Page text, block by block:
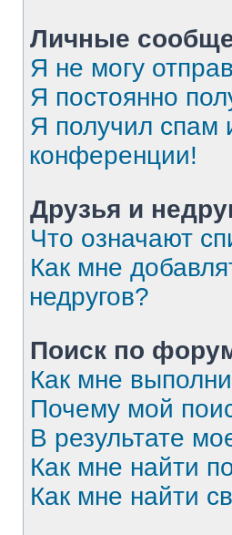
Личные
Я не могу
Я постоянно
Я получил спам
конференции!
Друзья и
Что означают
Как мне
недругов?
Поиск по
Как мне
Почему мой
В результате
Как мне найти
Как мне найти